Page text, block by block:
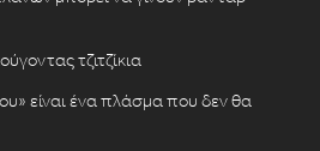
τζιτζίκια
είναι ένα πλάσμα που δεν θα